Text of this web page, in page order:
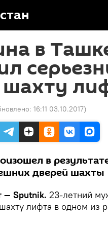
в
шахту
16:11 03.10.2017)
в
дверей шахты
— Sputnik. 23-летний
лифта в одном из